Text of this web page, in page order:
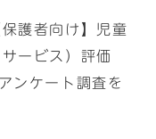
護者向け】児童
ービス）評価
ンケート調査を